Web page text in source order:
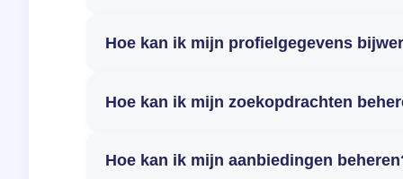
Hoe kan ik mijn profielgegevens
Hoe kan ik mijn zoekopdrachten
Hoe kan ik mijn aanbiedingen